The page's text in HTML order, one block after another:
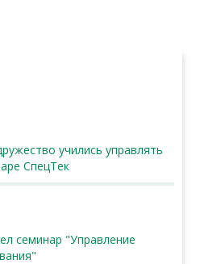
учились управлять
СпецТек
семинар "Управление